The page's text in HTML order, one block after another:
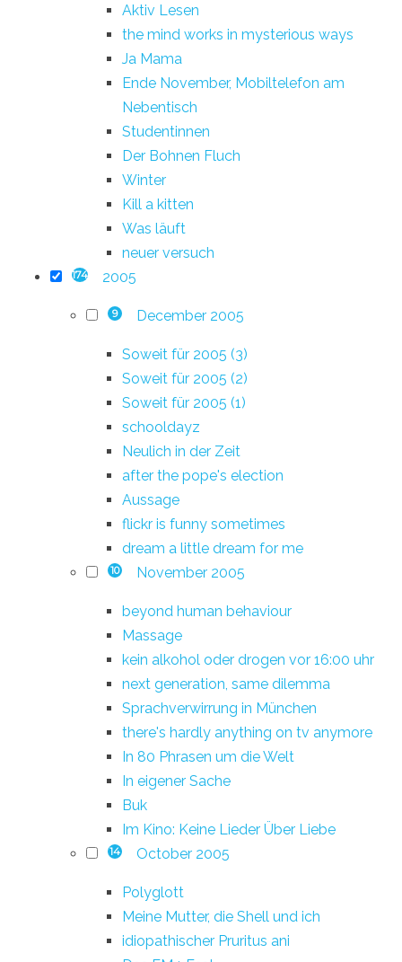
Aktiv Lesen
the mind works in mysterious ways
Ja Mama
Ende November, Mobiltelefon am
Nebentisch
Studentinnen
Der Bohnen Fluch
Winter
Kill a kitten
Was läuft
neuer versuch
174 2005
9 December 2005
Soweit für 2005 (3)
Soweit für 2005 (2)
Soweit für 2005 (1)
schooldayz
Neulich in der Zeit
after the pope's election
Aussage
flickr is funny sometimes
dream a little dream for me
10 November 2005
beyond human behaviour
Massage
kein alkohol oder drogen vor 16:00 uhr
next generation, same dilemma
Sprachverwirrung in München
there's hardly anything on tv anymore
In 80 Phrasen um die Welt
In eigener Sache
Buk
Im Kino: Keine Lieder Über Liebe
14 October 2005
Polyglott
Meine Mutter, die Shell und ich
idiopathischer Pruritus ani